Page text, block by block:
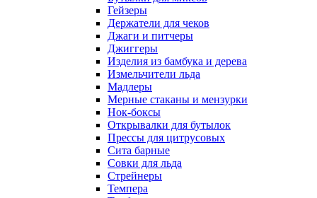
Гейзеры
Держатели для чеков
Джаги и питчеры
Джиггеры
Изделия из бамбука и дерева
Измельчители льда
Мадлеры
Мерные стаканы и мензурки
Нок-боксы
Открывалки для бутылок
Прессы для цитрусовых
Сита барные
Совки для льда
Стрейнеры
Темпера